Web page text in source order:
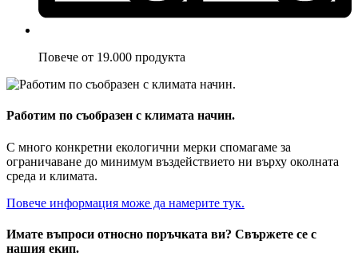
Повече от 19.000 продукта
Работим по съобразен с климата начин.
С много конкретни екологични мерки спомагаме за
ограничаване до минимум въздействието ни върху околната
среда и климата.
Повече информация може да намерите тук.
Имате въпроси относно поръчката ви? Свържете се с
нашия екип.